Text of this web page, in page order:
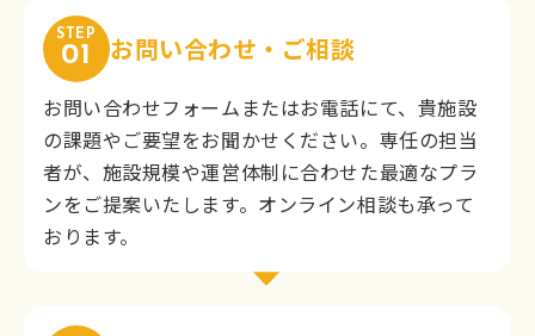
STEP
01 お問い合わせ・ご相談
お問い合わせフォームまたはお電話にて、貴施設
の課題やご要望をお聞かせください。専任の担当
者が、施設規模や運営体制に合わせた最適なプラ
ンをご提案いたします。オンライン相談も承って
おります。